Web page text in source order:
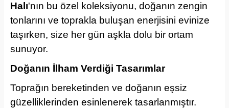
Halı'nın bu özel koleksiyonu, doğanın zengin
tonlarını ve toprakla buluşan enerjisini evinize
taşırken, size her gün aşkla dolu bir ortam
sunuyor.
Doğanın İlham Verdiği Tasarımlar
Toprağın bereketinden ve doğanın eşsiz
güzelliklerinden esinlenerek tasarlanmıştır.